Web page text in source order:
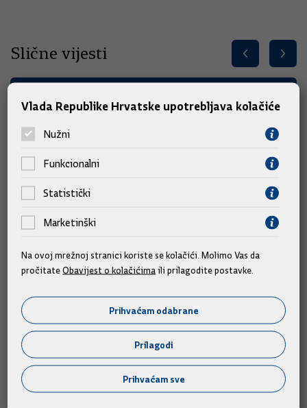
Slične vijesti
Predsjednik i članovi Vlade na obilježavanju
obljetnice "Oluje"
Predsjednik Vlade Andrej Plenković i članovi Vlade
sudjelovat će na obilježavanju Dana pobjede i
domovinske zahvalnosti, Dana hrvatskih branitelja i 31.
u
Vlada Republike Hrvatske upotrebljava kolačiće
Nužni
Funkcionalni
Statistički
Marketinški
Na ovoj mrežnoj stranici koriste se kolačići. Molimo Vas da
pročitateObavijest o kolačićima ili prilagodite postavke.
Prihvaćam odabrane
Prilagodi
Prihvaćam sve